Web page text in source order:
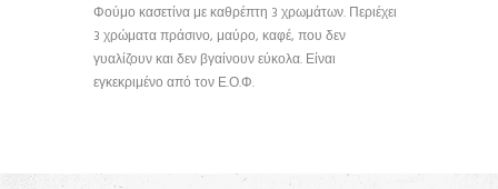
Φούμο κασετίνα με καθρέπτη 3 χρωμάτων. Περιέχει
3 χρώματα πράσινο, μαύρο, καφέ, που δεν
γυαλίζουν και δεν βγαίνουν εύκολα. Είναι
εγκεκριμένο από τον Ε.Ο.Φ.